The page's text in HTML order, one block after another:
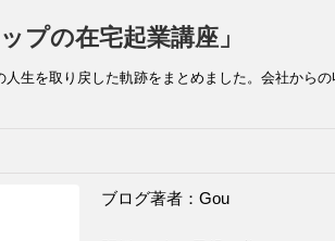
プの在宅起業講座」
生を取り戻した軌跡をまとめました。会社から
ブログ著者：Gou